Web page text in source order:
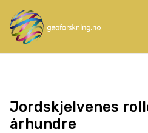
Jordskjelvenes
århundre